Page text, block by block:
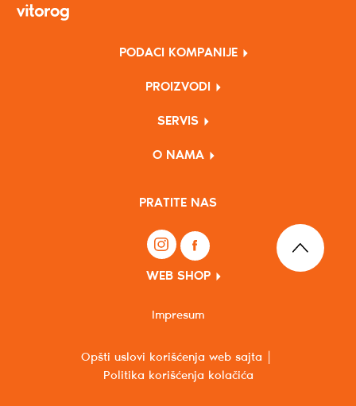
PODACI KOMPANIJE
PROIZVODI
SERVIS
O NAMA
PRATITE NAS
WEB SHOP
Opšti uslovi korišćenja web sajta
Politika korišćenja kolačića
Impresum